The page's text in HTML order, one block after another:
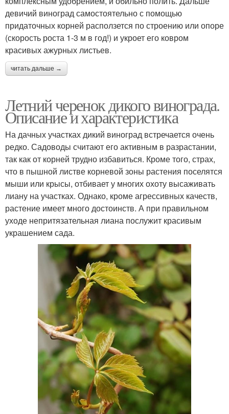
девичий виноград самостоятельно с помощью
придаточных корней расползется по строению или опоре
(скорость роста 1-3 м в год!) и укроет его ковром
красивых ажурных листьев.
читать дальше →
Летний черенок дикого винограда.
Описание и характеристика
На дачных участках дикий виноград встречается очень
редко. Садоводы считают его активным в разрастании,
так как от корней трудно избавиться. Кроме того, страх,
что в пышной листве корневой зоны растения поселятся
мыши или крысы, отбивает у многих охоту высаживать
лиану на участках. Однако, кроме агрессивных качеств,
растение имеет много достоинств. А при правильном
уходе непритязательная лиана послужит красивым
украшением сада.